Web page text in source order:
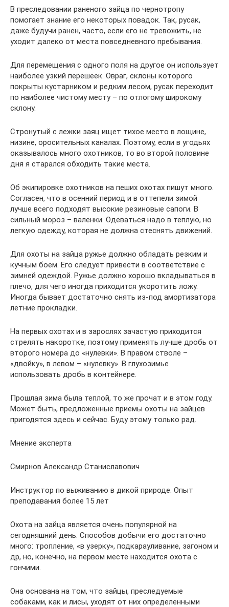
В преследовании раненого зайца по чернотропу
помогает знание его некоторых повадок. Так, русак,
даже будучи ранен, часто, если его не тревожить, не
уходит далеко от места повседневного пребывания.
Для перемещения с одного поля на другое он использует
наиболее узкий перешеек. Овраг, склоны которого
покрыты кустарником и редким лесом, русак переходит
по наиболее чистому месту – по отлогому широкому
склону.
Стронутый с лежки заяц ищет тихое место в лощине,
низине, оросительных каналах. Поэтому, если в угодьях
оказывалось много охотников, то во второй половине
дня я старался обходить такие места.
Об экипировке охотников на пеших охотах пишут много.
Согласен, что в осенний период и в оттепели зимой
лучше всего подходят высокие резиновые сапоги. В
сильный мороз – валенки. Одеваться надо в теплую, но
легкую одежду, которая не должна стеснять движений.
Для охоты на зайца ружье должно обладать резким и
кучным боем. Его следует привести в соответствие с
зимней одеждой. Ружье должно хорошо вкладываться в
плечо, для чего иногда приходится укоротить ложу.
Иногда бывает достаточно снять из-под амортизатора
летние прокладки.
На первых охотах и в зарослях зачастую приходится
стрелять накоротке, поэтому применять лучше дробь от
второго номера до «нулевки». В правом стволе –
«двойку», в левом – «нулевку». В глухозимье
использовать дробь в контейнере.
Прошлая зима была теплой, то же прочат и в этом году.
Может быть, предложенные приемы охоты на зайцев
пригодятся здесь и сейчас. Буду этому только рад.
Мнение эксперта
Смирнов Александр Станиславович
Инструктор по выживанию в дикой природе. Опыт
преподавания более 15 лет
Охота на зайца является очень популярной на
сегодняшний день. Способов добычи его достаточно
много: тропление, «в узерку», подкарауливание, загоном и
др, но, конечно, на первом месте находится охота с
гончими.
Она основана на том, что зайцы, преследуемые
собаками, как и лисы, уходят от них определенными